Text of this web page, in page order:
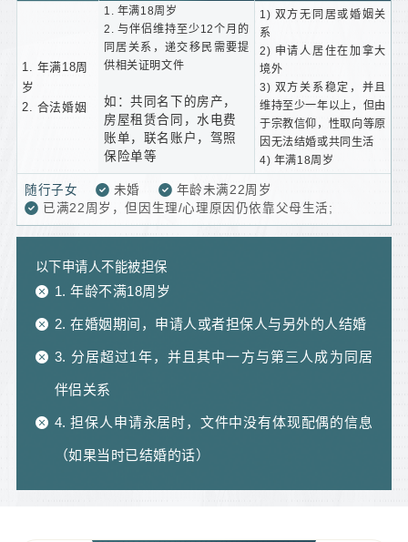
1. 年满18周
岁
2. 合法婚姻
1.
年满18周岁
2.
与伴侣维持至少12个月的
同居关系，递交移民需要提
供相关证明文件
如：共同名下的房产，
房屋租赁合同，水电费
账单，联名账户，驾照
保险单等
1) 双方无同居或婚姻关
系
2) 申请人居住在加拿大
境外
3) 双方关系稳定，并且
维持至少一年以上，但由
于宗教信仰，性取向等原
因无法结婚或共同生活
4) 年满18周岁
随行子女 未婚
年龄未满22周岁
已满22周岁，但因生理/心理原因仍依靠父母生活;
以下申请人不能被担保
1. 年龄不满18周岁
2. 在婚姻期间，申请人或者担保人与另外的人结婚
3. 分居超过1年，并且其中一方与第三人成为同居
伴侣关系
4. 担保人申请永居时，文件中没有体现配偶的信息
（如果当时已结婚的话）